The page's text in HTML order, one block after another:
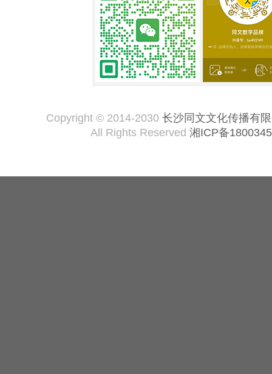
Copyright © 2014-2030 长沙同文文化传播有
All Rights Reserved 湘ICP备